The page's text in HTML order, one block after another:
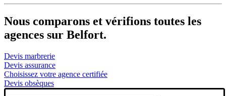
Nous comparons et vérifions toutes les
agences sur Belfort.
Devis marbrerie
Devis assurance
Choisissez votre agence certifiée
Devis obsèques